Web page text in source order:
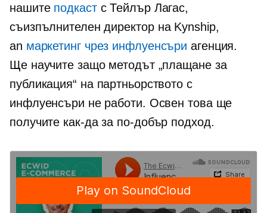
нашите подкастс Тейлър Лагас,
съизпълнителен директорна Kynship,
an маркетинг чрез инфлуенсъри агенция.
Ще научите защо методът „плащане за
публикация“ на партньорството с
инфлуенсъри не работи. Освен това ще
получите как-даза по-добър подход.